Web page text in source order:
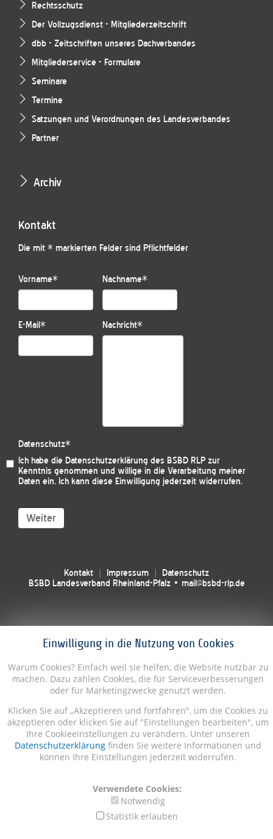
Einwilligung in die Nutzung von Cookies
Warum Cookies? Einfach weil sie helfen, die Website nutzbar zu
machen. Dazu zählen Cookies, die für Serviceverbesserungen
oder für Marketingzwecke genutzt werden.
Klicken Sie auf „Akzeptieren und fortfahren", um die Cookies zu
akzeptieren oder klicken Sie auf "Einstellungen bearbeiten", um
Ihre Cookieeinstellungen zu verändern. Unter unseren
Datenschutzerklärung finden Sie weitere Informationen und
können Ihre Einstellungen jederzeit widerrufen.
Verwendete Cookies:
Notwendig
Statistik erlauben
Rechtsschutz
Der Vollzugsdienst - Mitgliederzeitschrift
dbb - Zeitschriften unseres Dachverbandes
Mitgliederservice - Formulare
Seminare
Termine
Satzungen und Verordnungen des Landesverbandes
Partner
Archiv
Kontakt
Die mit * markierten Felder sind Pflichtfelder
Vorname* Nachname*
E-Mail* Nachricht*
Datenschutz*
Ich habe die Datenschutzerklärung des BSBD RLP zur
Kenntnis genommen und willige in die Verarbeitung meiner
Daten ein. Ich kann diese Einwilligung jederzeit widerrufen.
Weiter
Kontakt Impressum
Datenschutz
BSBD Landesverband Rheinland-Pfalz • mail@bsbd-rlp.de